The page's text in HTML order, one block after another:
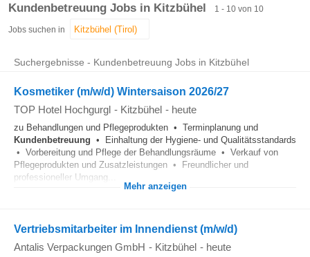
Sortieren nach Genauer Standort Unternehmen
Kundenbetreuung Jobs in Kitzbühel 1 - 10 von 10
Jobs suchen in
Suchergebnisse - Kundenbetreuung Jobs in Kitzbühel
Kosmetiker (m/w/d) Wintersaison 2026/27
TOP Hotel Hochgurgl - Kitzbühel - heute
zu Behandlungen und Pflegeprodukten • Terminplanung und
Kundenbetreuung • Einhaltung der Hygiene- und Qualitätsstandards
• Vorbereitung und Pflege der Behandlungsräume • Verkauf von
Pflegeprodukten und Zusatzleistungen • Freundlicher und
professioneller Umgang...
Mehr anzeigen
Vertriebsmitarbeiter im Innendienst (m/w/d)
Antalis Verpackungen GmbH - Kitzbühel - heute